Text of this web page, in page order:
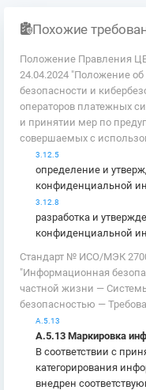
Похожие
Положение Правления
24.04.2024 "Положение
безопасности и
операторов платежных
и принятии мер по
совершаемых с
3.12.5
определение и
конфиденциальной
3.12.8
разработка и
конфиденциальной
Стандарт № ИСО/МЭК
"Информационная
частной жизни —
безопасностью —
А.5.13
А.5.13 Маркировка
В соответствии с
категорирования
внедрен